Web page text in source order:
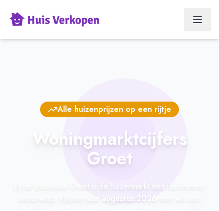
Alle huizenprijzen op een rijtje
Woningmarktcijfers
Groet
In het pittoreske Groet is de huizenmarkt een fascinerend
augustus 2026